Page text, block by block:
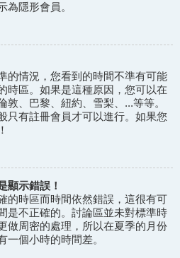
為隱形會員。
的情況，您看到的時間不準有可能
時區。如果是這種原因，您可以在
敦、巴黎、紐約、雪梨、...等等。
只有註冊會員才可以進行。如果您
顯示錯誤！
的時區而時間依然錯誤，這很有可
是不正確的。討論區並未對標準時
做周密的處理，所以在夏季的月份
一個小時的時間差。